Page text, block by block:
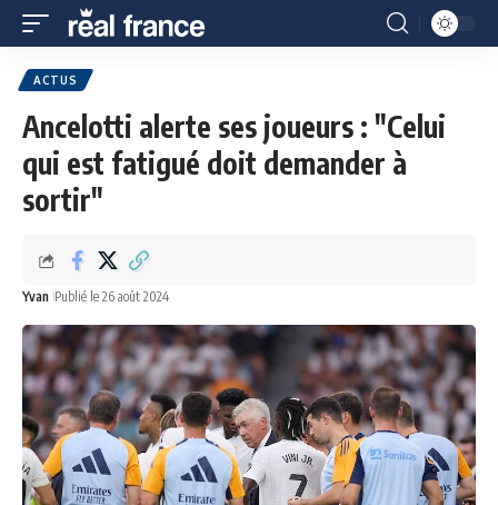
ACTUS
Ancelotti alerte ses joueurs : "Celui
qui est fatigué doit demander à
sortir"
Yvan Publié le 26 août 2024